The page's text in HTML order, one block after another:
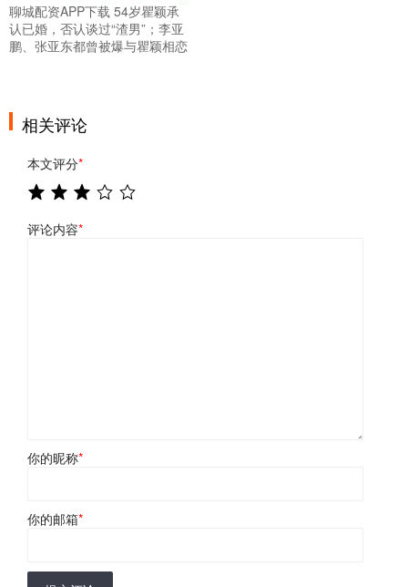
聊城配资APP下载 54岁瞿颖承
认已婚，否认谈过“渣男”；李亚
鹏、张亚东都曾被爆与瞿颖相恋
相关评论
本文评分*
评论内容*
你的昵称*
你的邮箱*